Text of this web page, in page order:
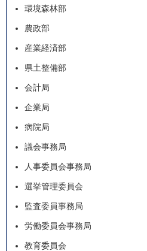
環境森林部
農政部
産業経済部
県土整備部
会計局
企業局
病院局
議会事務局
人事委員会事務局
選挙管理委員会
監査委員事務局
労働委員会事務局
教育委員会